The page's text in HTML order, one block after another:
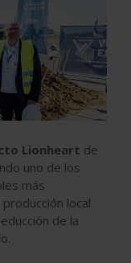
Lionheart de
uno de los
más
local
de la